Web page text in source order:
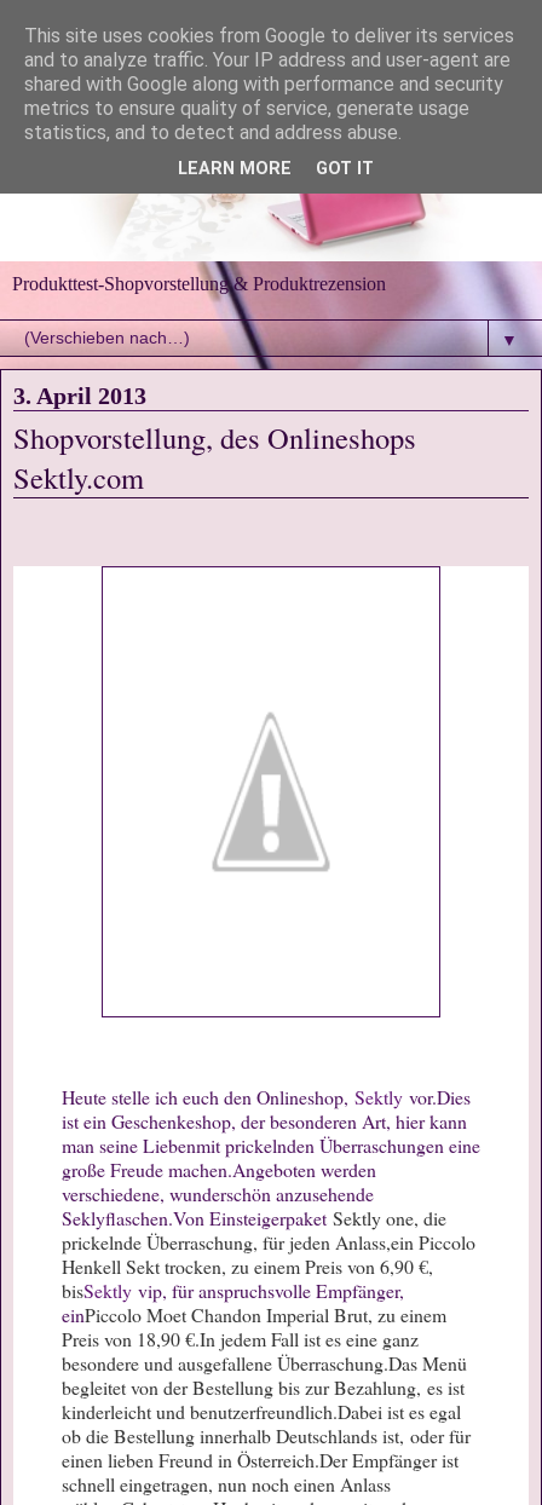
Produkttest-Shopvorstellung & Produktrezension
▼
3. April 2013
Shopvorstellung, des Onlineshops
Sektly.com
Heute stelle ich euch den Onlineshop, Sektly vor.Dies
ist ein Geschenkeshop, der besonderen Art, hier kann
man seine Liebenmit prickelnden Überraschungen eine
große Freude machen.Angeboten werden
verschiedene, wunderschön anzusehende
Seklyflaschen.Von Einsteigerpaket Sektly one, die
prickelnde Überraschung, für jeden Anlass,ein Piccolo
Henkell Sekt trocken, zu einem Preis von 6,90 €,
bisSektly vip, für anspruchsvolle Empfänger,
einPiccolo Moet Chandon Imperial Brut, zu einem
Preis von 18,90 €.In jedem Fall ist es eine ganz
besondere und ausgefallene Überraschung.Das Menü
begleitet von der Bestellung bis zur Bezahlung, es ist
kinderleicht und benutzerfreundlich.Dabei ist es egal
ob die Bestellung innerhalb Deutschlands ist, oder für
einen lieben Freund in Österreich.Der Empfänger ist
schnell eingetragen, nun noch einen Anlass
This site uses cookies from Google to deliver its services
and to analyze traffic. Your IP address and user-agent are
shared with Google along with performance and security
metrics to ensure quality of service, generate usage
statistics, and to detect and address abuse.
LEARN MORE GOT IT